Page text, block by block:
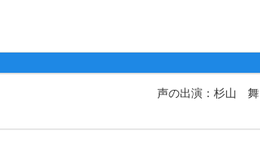
声の出演：杉山 舞